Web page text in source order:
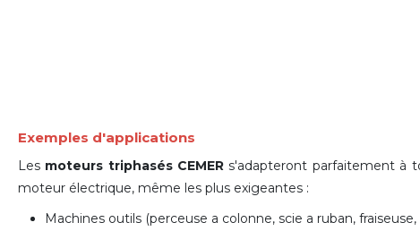
Exemples d'applications
Les moteurs triphasés CEMER s'adapteront parfaitement à
moteur électrique, même les plus exigeantes :
Machines outils (perceuse a colonne, scie a ruban, fraiseuse,